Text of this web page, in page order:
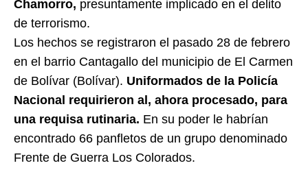
Chamorro, presuntamente implicado en el delito
de terrorismo.
Los hechos se registraron el pasado 28 de febrero
en el barrio Cantagallo del municipio de El Carmen
de Bolívar (Bolívar). Uniformados de la Policía
Nacional requirieron al, ahora procesado, para
una requisa rutinaria. En su poder le habrían
encontrado 66 panfletos de un grupo denominado
Frente de Guerra Los Colorados.